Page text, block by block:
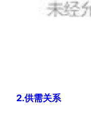
2.供需关系